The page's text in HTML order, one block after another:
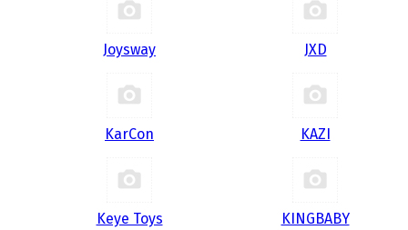
Joysway JXD
KarCon KAZI
Keye Toys KINGBABY